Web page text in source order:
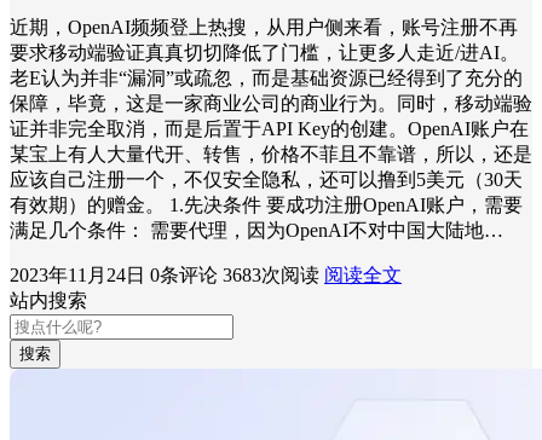
近期，OpenAI频频登上热搜，从用户侧来看，账号注册不再
要求移动端验证真真切切降低了门槛，让更多人走近/进AI。
老E认为并非“漏洞”或疏忽，而是基础资源已经得到了充分的
保障，毕竟，这是一家商业公司的商业行为。同时，移动端验
证并非完全取消，而是后置于API Key的创建。OpenAI账户在
某宝上有人大量代开、转售，价格不菲且不靠谱，所以，还是
应该自己注册一个，不仅安全隐私，还可以撸到5美元（30天
有效期）的赠金。 1.先决条件 要成功注册OpenAI账户，需要
满足几个条件： 需要代理，因为OpenAI不对中国大陆地…
2023年11月24日 0条评论 3683次阅读 阅读全文
站内搜索
搜索